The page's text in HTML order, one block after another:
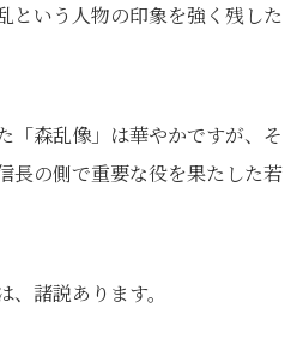
という人物の印象を強く残した
「森乱像」は華やかですが、そ
長の側で重要な役を果たした若
諸説あります。